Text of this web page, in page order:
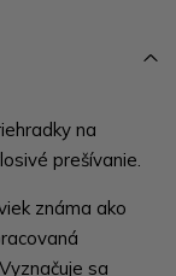
na
prešívanie.
známa ako
sa